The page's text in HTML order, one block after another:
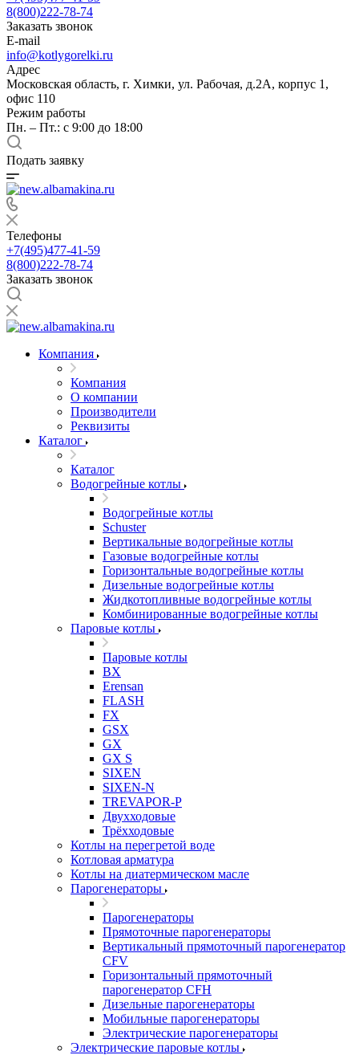
8(800)222-78-74
Заказать звонок
E-mail
info@kotlygorelki.ru
Адрес
Московская область, г. Химки, ул. Рабочая, д.2А, корпус 1,
офис 110
Режим работы
Пн. – Пт.: с 9:00 до 18:00
Подать заявку
Телефоны
+7(495)477-41-59
8(800)222-78-74
Заказать звонок
Компания
Компания
О компании
Производители
Реквизиты
Каталог
Каталог
Водогрейные котлы
Водогрейные котлы
Schuster
Вертикальные водогрейные котлы
Газовые водогрейные котлы
Горизонтальные водогрейные котлы
Дизельные водогрейные котлы
Жидкотопливные водогрейные котлы
Комбинированные водогрейные котлы
Паровые котлы
Паровые котлы
BX
Erensan
FLASH
FX
GSX
GX
GX S
SIXEN
SIXEN-N
TREVAPOR-P
Двухходовые
Трёхходовые
Котлы на перегретой воде
Котловая арматура
Котлы на диатермическом масле
Парогенераторы
Парогенераторы
Прямоточные парогенераторы
Вертикальный прямоточный парогенератор
CFV
Горизонтальный прямоточный
парогенератор CFH
Дизельные парогенераторы
Мобильные парогенераторы
Электрические парогенераторы
Электрические паровые котлы